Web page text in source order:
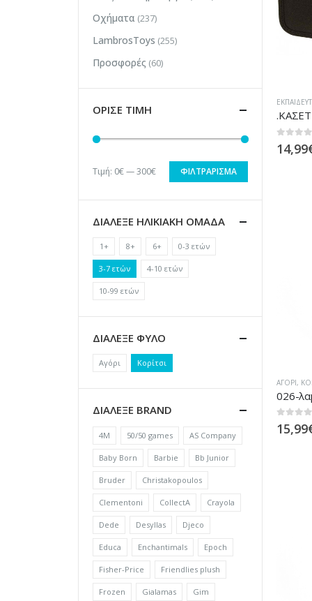
14,99
ΑΓΌΡΙ,
0out of
15,99
Οχήματα (237)
LambrosToys (255)
Προσφορές (60)
ΟΡΙΣΕ ΤΙΜΗ
Ελάχιστη
Μέγιστη
ΦΙΛΤΡΆΡΙΣΜΑ
Τιμή: 0€—300€
ΔΙΑΛΕΞΕ ΗΛΙΚΙΑΚΗ ΟΜΑΔΑ
1+ 8+ 6+ 0-3 ετών
3-7 ετών 4-10 ετών
10-99 ετών
ΔΙΑΛΕΞΕ ΦΥΛΟ
Αγόρι Κορίτσι
ΔΙΑΛΕΞΕ BRAND
4M 50/50 games AS Company
Baby Born Barbie Bb Junior
Bruder Christakopoulos
Clementoni CollectA Crayola
Dede Desyllas Djeco
Educa Enchantimals Epoch
Fisher-Price Friendlies plush
Frozen Gialamas Gim